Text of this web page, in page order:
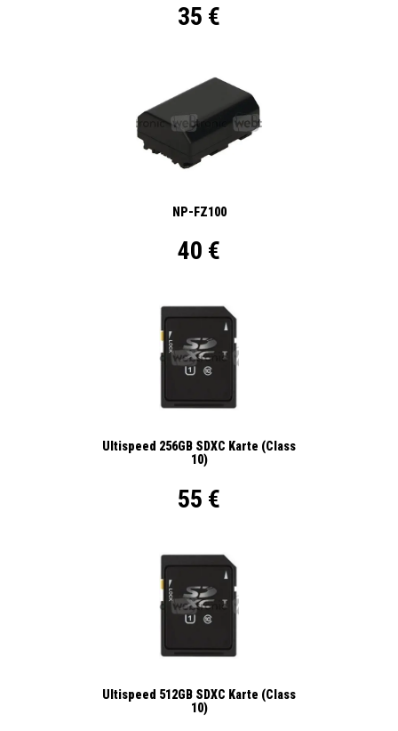
35 €
NP-FZ100
40 €
Ultispeed 256GB SDXC Karte (Class
10)
55 €
Ultispeed 512GB SDXC Karte (Class
10)